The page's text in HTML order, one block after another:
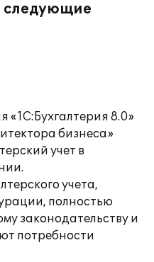
следующие
«1С:Бухгалтерия 8.0»
бизнеса»
учет в
учета,
полностью
законодательству и
потребности